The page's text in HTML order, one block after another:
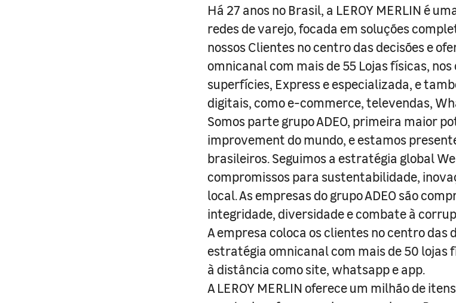
Há 27 anos no Brasil, a LEROY MERLIN é
redes de varejo, focada em soluções
nossos Clientes no centro das decisões e
omnicanal com mais de 55 Lojas físicas,
superfícies, Express e especializada, e
digitais, como e-commerce, televendas,
Somos parte grupo ADEO, primeira maior
improvement do mundo, e estamos
brasileiros. Seguimos a estratégia global
compromissos para sustentabilidade,
local. As empresas do grupo ADEO são
integridade, diversidade e combate à
A empresa coloca os clientes no centro das
estratégia omnicanal com mais de 50 lojas
à distância como site, whatsapp e app.
A LEROY MERLIN oferece um milhão de